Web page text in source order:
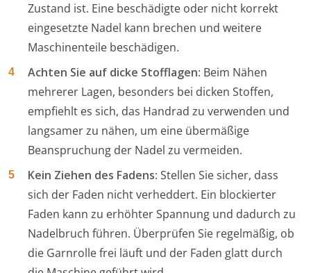
Zustand ist. Eine beschädigte oder nicht korrekt
eingesetzte Nadel kann brechen und weitere
Maschinenteile beschädigen.
Achten Sie auf dicke Stofflagen: Beim Nähen
mehrerer Lagen, besonders bei dicken Stoffen,
empfiehlt es sich, das Handrad zu verwenden und
langsamer zu nähen, um eine übermäßige
Beanspruchung der Nadel zu vermeiden.
Kein Ziehen des Fadens: Stellen Sie sicher, dass
sich der Faden nicht verheddert. Ein blockierter
Faden kann zu erhöhter Spannung und dadurch zu
Nadelbruch führen. Überprüfen Sie regelmäßig, ob
die Garnrolle frei läuft und der Faden glatt durch